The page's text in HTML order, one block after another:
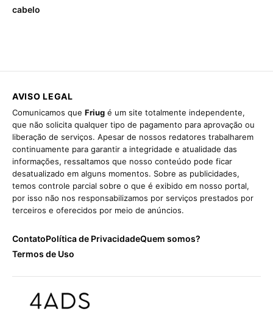
cabelo
AVISO LEGAL
Comunicamos que Friug é um site totalmente independente,
que não solicita qualquer tipo de pagamento para aprovação ou
liberação de serviços. Apesar de nossos redatores trabalharem
continuamente para garantir a integridade e atualidade das
informações, ressaltamos que nosso conteúdo pode ficar
desatualizado em alguns momentos. Sobre as publicidades,
temos controle parcial sobre o que é exibido em nosso portal,
por isso não nos responsabilizamos por serviços prestados por
terceiros e oferecidos por meio de anúncios.
ContatoPolítica de PrivacidadeQuem somos?
Termos de Uso